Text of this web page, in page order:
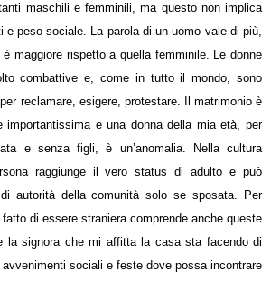
maschili e femminili, ma questo non implica
e peso sociale. La parola di un uomo vale di più,
è maggiore rispetto a quella femminile. Le donne
combattive e, come in tutto il mondo, sono
reclamare, esigere, protestare. Il matrimonio è
importantissima e una donna della mia età, per
e senza figli, è un’anomalia. Nella cultura
raggiunge il vero status di adulto e può
autorità della comunità solo se sposata. Per
di essere straniera comprende anche queste
la signora che mi affitta la casa sta facendo di
sociali e feste dove possa incontrare